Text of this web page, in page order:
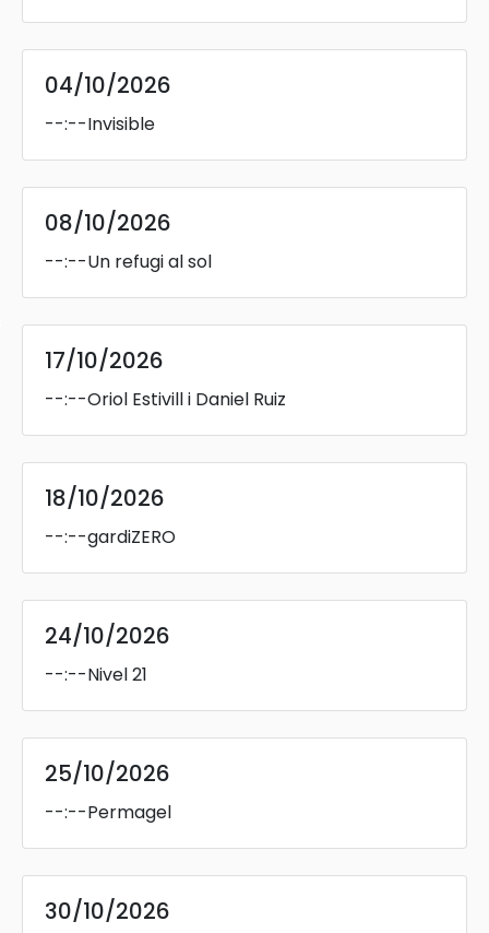
04/10/2026
--:--Invisible
08/10/2026
--:--Un refugi al sol
17/10/2026
--:--Oriol Estivill i Daniel Ruiz
18/10/2026
--:--gardiZERO
24/10/2026
--:--Nivel 21
25/10/2026
--:--Permagel
30/10/2026